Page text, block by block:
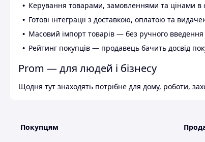
Керування товарами, замовленнями та цінами в
Готові інтеграції з доставкою, оплатою та
Масовий імпорт товарів — без ручного введення
Рейтинг покупців — продавець бачить досвід
Prom — для людей і бізнесу
Щодня тут знаходять потрібне для дому, роботи,
Покупцям